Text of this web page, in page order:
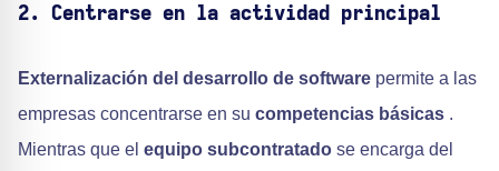
2. Centrarse en la actividad principal
Externalización del desarrollo de software permite a las
empresas concentrarse en su competencias básicas .
Mientras que el equipo subcontratado se encarga del